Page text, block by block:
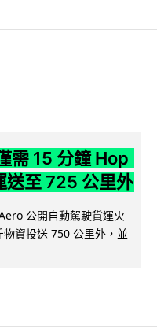
需 15 分鐘 Hop
至 725 公里外
公開自動駕駛貨運火
資投送 750 公里外，並